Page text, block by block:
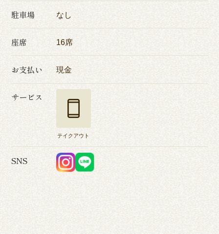
駐車場 なし
座席 16席
お支払い 現金
サービス
テイクアウト
SNS